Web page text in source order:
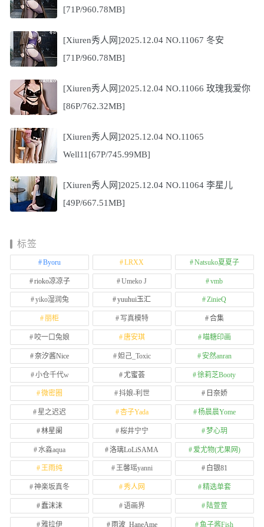
[71P/960.78MB]
[Xiuren秀人网]2025.12.04 NO.11067 冬安
[71P/960.78MB]
[Xiuren秀人网]2025.12.04 NO.11066 玫瑰我爱你
[86P/762.32MB]
[Xiuren秀人网]2025.12.04 NO.11065
Well11[67P/745.99MB]
[Xiuren秀人网]2025.12.04 NO.11064 李星儿
[49P/667.51MB]
标签
Byoru LRXX Natsuko夏夏子
rioko凉凉子 Umeko J vmb
yiko湿润兔 yuuhui玉汇 ZinieQ
丽柜 写真模特 合集
咬一口兔娘 唐安琪 喵糖印画
奈汐酱Nice 妲己_Toxic 安然anran
小仓千代w 尤蜜荟 徐莉芝Booty
微密圈 抖娘-利世 日奈娇
星之迟迟 杏子Yada 杨晨晨Yome
林星阑 桜井宁宁 梦心玥
水淼aqua 洛璃LoLiSAMA 爱尤物(尤果网)
王雨纯 王馨瑶yanni 白银81
神楽坂真冬 秀人网 精选单套
蠢沫沫 语画界 陆萱萱
雅拉伊 雨波_HaneAme 鱼子酱Fish